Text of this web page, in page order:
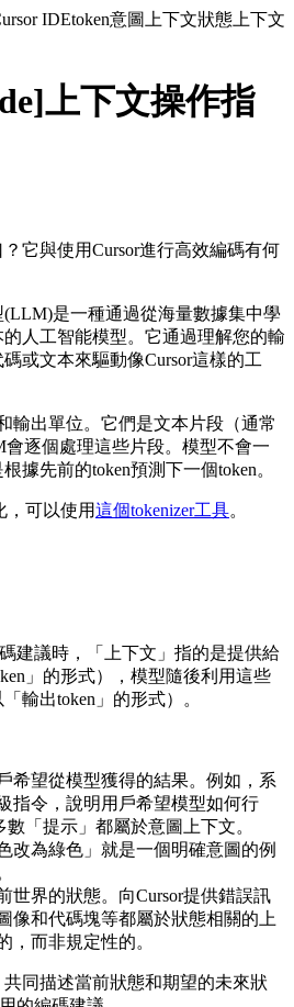
IDEtoken意圖上下文狀態上下文
上下文操作指
它與使用Cursor進行高效編碼有何
是一種通過從海量數據集中學
人工智能模型。它通過理解您的輸
或文本來驅動像Cursor這樣的工
輸出單位。它們是文本片段（通常
逐個處理這些片段。模型不會一
據先前的token預測下一個token。
，可以使用這個tokenizer工具。
建議時，「上下文」指的是提供給
」的形式），模型隨後利用這些
輸出token」的形式）。
希望從模型獲得的結果。例如，系
指令，說明用戶希望模型如何行
數「提示」都屬於意圖上下文。
改為綠色」就是一個明確意圖的例
世界的狀態。向Cursor提供錯誤訊
像和代碼塊等都屬於狀態相關的上
，而非規定性的。
同描述當前狀態和期望的未來狀